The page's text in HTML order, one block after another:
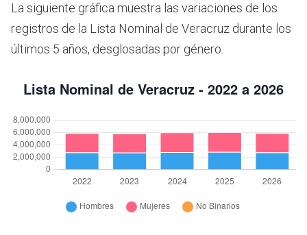
La siguiente gráfica muestra las variaciones de los
registros de la Lista Nominal de Veracruz durante los
últimos 5 años, desglosadas por género.